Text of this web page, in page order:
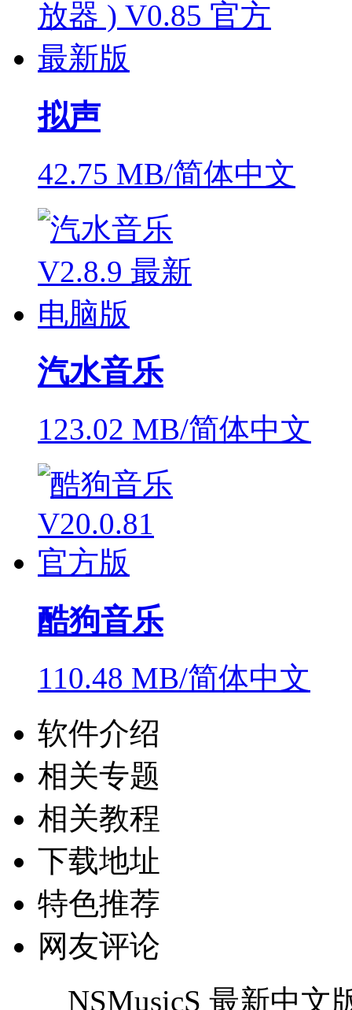
拟声
42.75 MB/简体中文
汽水音乐
123.02 MB/简体中文
酷狗音乐
110.48 MB/简体中文
软件介绍
相关专题
相关教程
下载地址
特色推荐
网友评论
NSMusicS 最新中文